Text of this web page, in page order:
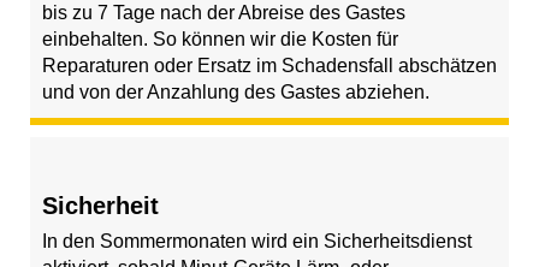
bis zu 7 Tage nach der Abreise des Gastes
einbehalten. So können wir die Kosten für
Reparaturen oder Ersatz im Schadensfall abschätzen
und von der Anzahlung des Gastes abziehen.
Sicherheit
In den Sommermonaten wird ein Sicherheitsdienst